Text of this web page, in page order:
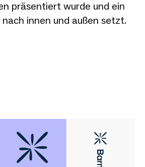
präsentiert wurde und ein
innen und außen setzt.